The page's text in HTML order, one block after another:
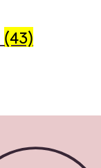
(43)